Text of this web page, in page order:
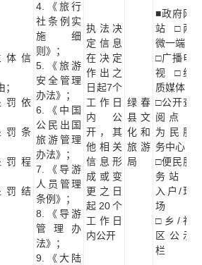
体信
；
罚依
罚条
罚程
罚结
4.《旅行
社条例实
施细
则》；
5.《旅游
安全管理
办法》；
6.《中国
公民出国
旅游管理
办法》；
7.《导游
人员管理
条例》；
8.《导游
管理办
法》；
9.《大陆
执法决
定信息
在决定
作出之
日起7个
工作日
内公
开，其
他相关
信息形
成或变
更之日
起20个
工作日
内公开
绿春
县文
化和
旅游
局
■政府网
站 □两
微一端
□广播电
视 □纸
质媒体
□公开查
阅点 □
为民服
务中心
□便民服
务站 □
入户/现
场
□乡/社
区公示
栏